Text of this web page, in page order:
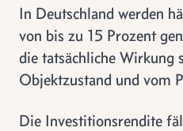
In Deutschland werden
von bis zu 15 Prozent
die tatsächliche Wirkung
Objektzustand und vom
Die Investitionsrendite